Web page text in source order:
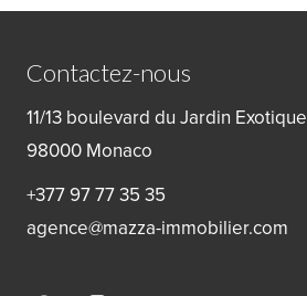
Contactez-nous
11/13 boulevard du Jardin Exotique
98000Monaco
+377 97 77 35 35
agence@mazza-immobilier.com